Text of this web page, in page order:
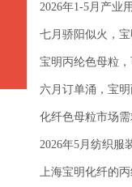
2026年1-5月产业
七月骄阳似火，
宝明丙纶色母粒
六月订单涌，宝
化纤色母粒市场
2026年5月纺织服
上海宝明化纤的